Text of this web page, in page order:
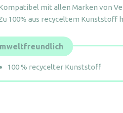
mit allen Marken von
100% aus recyceltem Kunststoff
100 % recycelter Kunststoff